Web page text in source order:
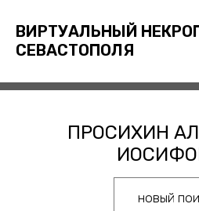
ВИРТУАЛЬНЫЙ
СЕВАСТОПОЛЯ
ПРОСИХИН
новый